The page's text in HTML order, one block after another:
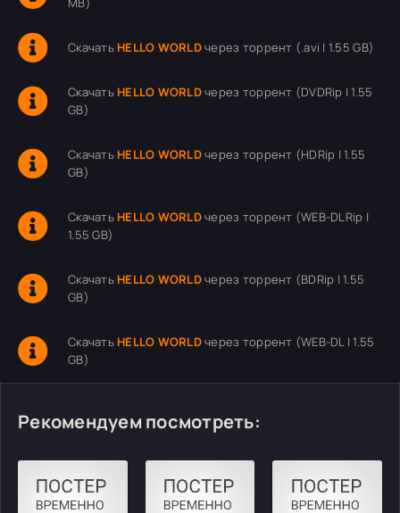
Скачать HELLO WORLDчерез торрент (.avi | 1.55 GB)
Скачать HELLO WORLDчерез торрент (DVDRip | 1.55
GB)
Скачать HELLO WORLDчерез торрент (HDRip | 1.55
GB)
Скачать HELLO WORLDчерез торрент (WEB-DLRip |
1.55 GB)
Скачать HELLO WORLDчерез торрент (BDRip | 1.55
GB)
Скачать HELLO WORLDчерез торрент (WEB-DL | 1.55
GB)
Рекомендуем посмотреть: